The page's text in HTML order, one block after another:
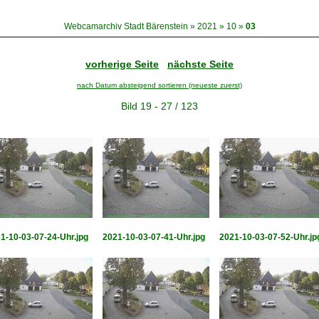
Webcamarchiv Stadt Bärenstein » 2021 » 10» 03
vorherige Seite nächste Seite
nach Datum absteigend sortieren (neueste zuerst)
Bild 19 - 27 / 123
10-03-07-24-Uhr.jpg 2021-10-03-07-41-Uhr.jpg 2021-10-03-07-52-